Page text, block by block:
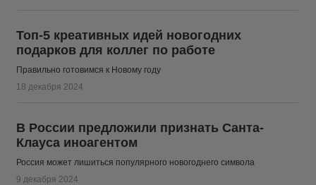
Топ-5 креативных идей новогодних
подарков для коллег по работе
Правильно готовимся к Новому году
18 декабря 2024
В России предложили признать Санта-
Клауса иноагентом
Россия может лишиться популярного новогоднего символа
9 декабря 2024